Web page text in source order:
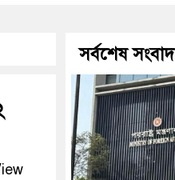
সর্বশেষ সংবাদ